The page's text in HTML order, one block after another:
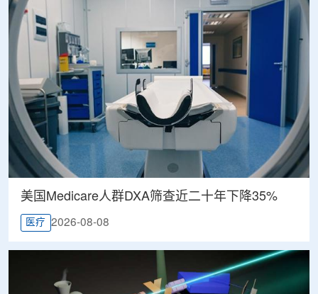
美国Medicare人群DXA筛查近二十年下降35%
医疗 2026-08-08